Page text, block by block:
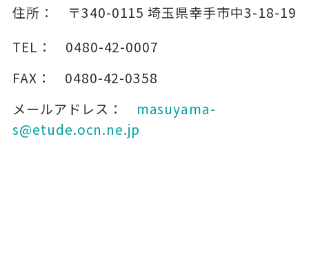
住所： 〒340-0115 埼玉県幸手市中3-18-19
TEL：
0480-42-0007
FAX：
0480-42-0358
メールアドレス：
masuyama-
s@etude.ocn.ne.jp